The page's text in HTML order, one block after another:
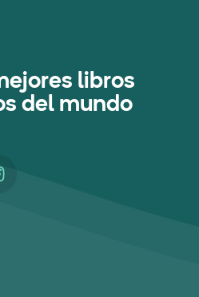
libros
del mundo